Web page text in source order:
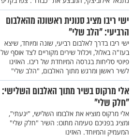
ישי ריבו מציג סנונית ראשונה מהאלבום
הרביעי: "הלב שלי"
ישי ריבו בדרך לאלבום רביעי, שונה ומיוחד, שיצא
בעז"ה באלול, ויכלול שירים מקוריים לצד אוסף של
פיוטי סליחות בגרסה המיוחדת של ריבו. האזינו
לשיר ראשון ומרגש מתוך האלבום, "הלב שלי"
אלי מרקוס בשיר מתוך האלבום השלישי:
"חלק שלי"
אלי מרקוס מוציא את אלבומו השלישי, "יגעתי",
ומציג בפניכם טעימה מתוכו: השיר "חלק שלי"
המעמיק והמיוחד. האזינו